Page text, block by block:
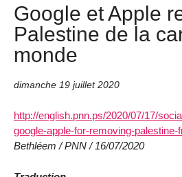
Google et Apple
Palestine de la
monde
dimanche 19 juillet 2020
http://english.pnn.ps/2020/07/17/
google-apple-for-removing-
Bethléem / PNN / 16/07/2020